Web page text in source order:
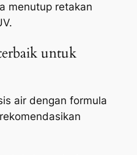
menutup retakan
untuk
air dengan formula